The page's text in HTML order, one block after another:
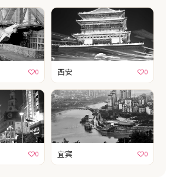
0 西安 0
0 宜宾 0